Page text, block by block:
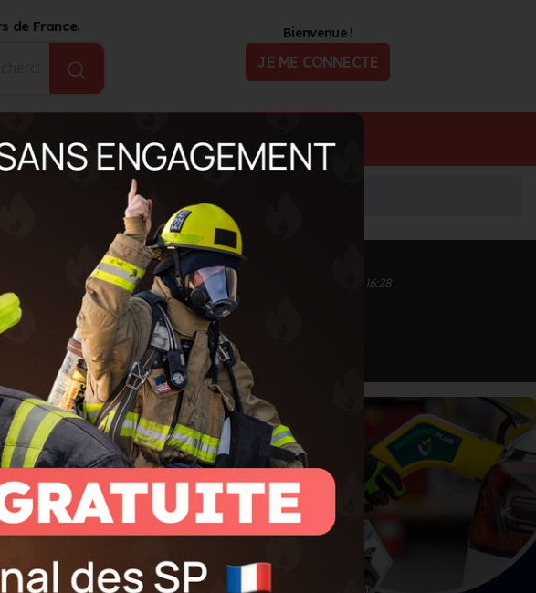
de France. Bienvenue !
JE ME CONNECTE
Journal d'actualité Offres d'Emploi
Inscrit depuis le 12/09/2020 à 16:27
Informations mises à jour le 03/06/2025 à 16:28
de competences